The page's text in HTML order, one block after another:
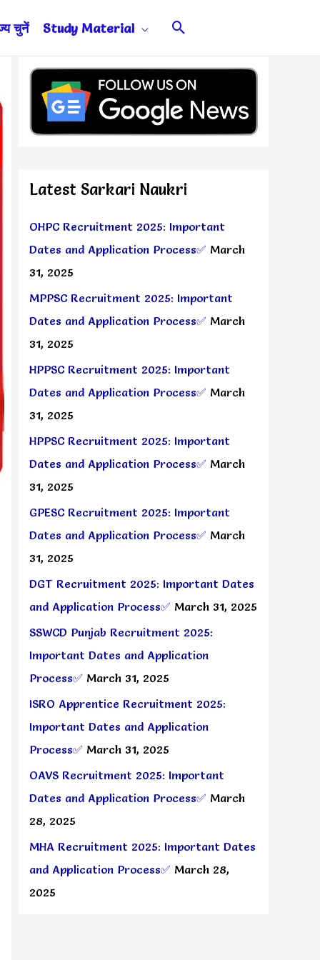
चुनें Study Material Search
Latest Sarkari Naukri
OHPC Recruitment 2025: Important
Dates and Application Process✅ March
31, 2025
MPPSC Recruitment 2025: Important
Dates and Application Process✅ March
31, 2025
HPPSC Recruitment 2025: Important
Dates and Application Process✅ March
31, 2025
HPPSC Recruitment 2025: Important
Dates and Application Process✅ March
31, 2025
GPESC Recruitment 2025: Important
Dates and Application Process✅ March
31, 2025
DGT Recruitment 2025: Important Dates
and Application Process✅ March 31, 2025
SSWCD Punjab Recruitment 2025:
Important Dates and Application
Process✅ March 31, 2025
ISRO Apprentice Recruitment 2025:
Important Dates and Application
Process✅ March 31, 2025
OAVS Recruitment 2025: Important
Dates and Application Process✅ March
28, 2025
MHA Recruitment 2025: Important Dates
and Application Process✅ March 28,
2025